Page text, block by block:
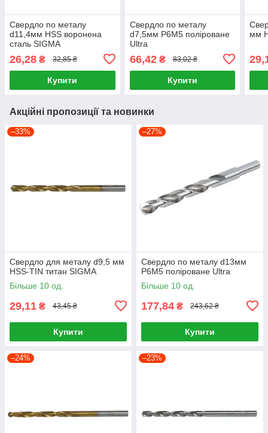
Свердло по металу
d11,4мм HSS воронена
сталь SIGMA
26,28 ₴ 32,85 ₴
Купити
Свердло по металу
d7,5мм P6M5 поліроване
Ultra
66,42₴ 83,02 ₴
Купити
мм
Акційні пропозиції та новинки
–33%
Свердло для металу d9,5 мм
HSS-TIN титан SIGMA
Більше 10 од.
29,11 ₴ 43,45 ₴
Купити
–27%
Свердло по металу d13мм
P6M5 поліроване Ultra
Більше 10 од.
177,84 ₴ 243,62 ₴
Купити
–24% –23%